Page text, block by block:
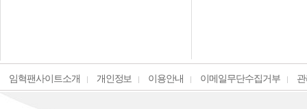
임혁팬사이트소개 개인정보 이용안내 이메일무단수집거부